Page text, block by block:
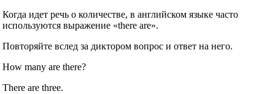
Когда идет речь о количестве, в английском языке часто
используются выражение «there are».
Повторяйте вслед за диктором вопрос и ответ на него.
How many are there?
There are three.